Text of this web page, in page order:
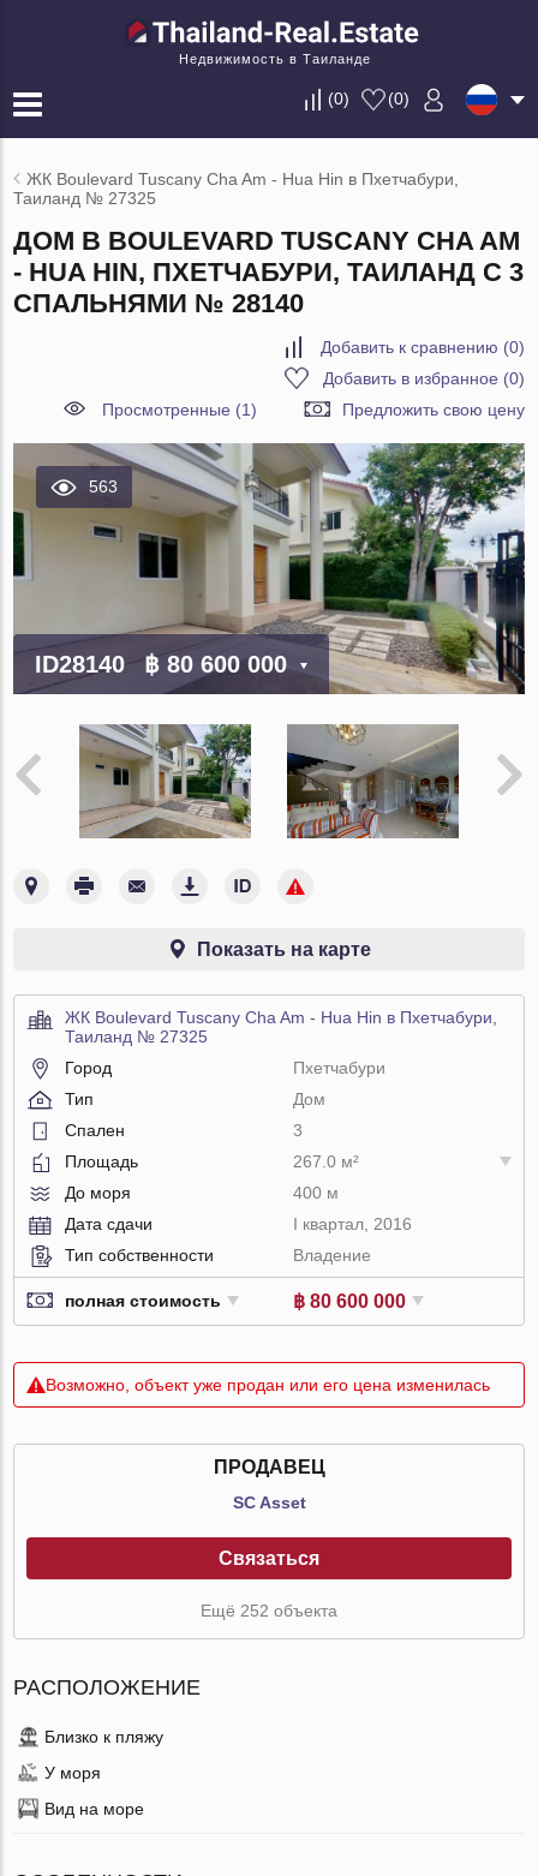
Недвижимость в Таиланде
(0) (0)
ЖК Boulevard Tuscany Cha Am - Hua Hin в Пхетчабури,
Таиланд № 27325
ДОМ В BOULEVARD TUSCANY CHA AM
- HUA HIN, ПХЕТЧАБУРИ, ТАИЛАНД С 3
СПАЛЬНЯМИ № 28140
Добавить к сравнению (0)
Добавить в избранное (0)
Просмотренные (1)
Предложить свою цену
563
ID28140 ฿ 80 600 000
Показать на карте
ЖК Boulevard Tuscany Cha Am - Hua Hin в Пхетчабури,
Таиланд № 27325
Город
Пхетчабури
Тип
Дом
Спален
3
Площадь
267.0 м²
До моря
400 м
Дата сдачи
I квартал, 2016
Тип собственности
Владение
полная стоимость ฿ 80 600 000
Возможно, объект уже продан или его цена изменилась
ПРОДАВЕЦ
SC Asset
Связаться
Ещё 252 объекта
РАСПОЛОЖЕНИЕ
Близко к пляжу
У моря
Вид на море